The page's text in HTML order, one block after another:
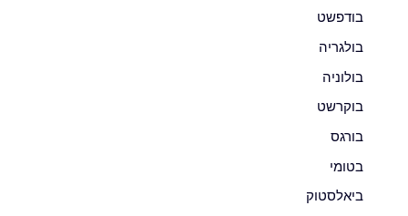
בודפשט
בולגריה
בולוניה
בוקרשט
בורגס
בטומי
ביאלסטוק